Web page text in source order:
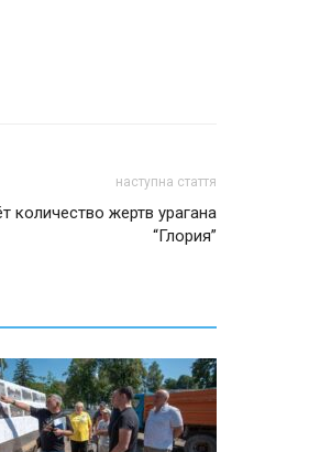
наступна стаття
количество жертв урагана
“Глория”